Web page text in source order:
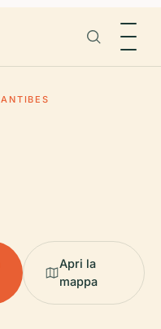
ANTIBES
Apri la
mappa